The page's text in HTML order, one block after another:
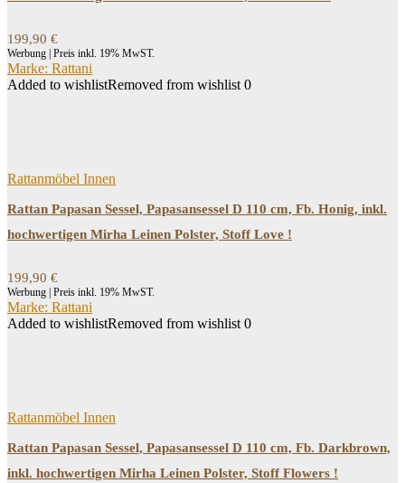
199,90 €
Werbung | Preis inkl. 19% MwST.
Marke: Rattani
Added to wishlistRemoved from wishlist 0
Rattanmöbel Innen
Rattan Papasan Sessel, Papasansessel D 110 cm, Fb. Honig, inkl.
hochwertigen Mirha Leinen Polster, Stoff Love !
199,90 €
Werbung | Preis inkl. 19% MwST.
Marke: Rattani
Added to wishlistRemoved from wishlist 0
Rattanmöbel Innen
Rattan Papasan Sessel, Papasansessel D 110 cm, Fb. Darkbrown,
inkl. hochwertigen Mirha Leinen Polster, Stoff Flowers !